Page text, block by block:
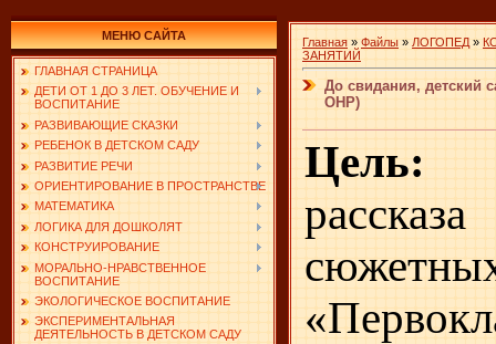
МЕНЮ САЙТА
ГЛАВНАЯ СТРАНИЦА
ДЕТИ ОТ 1 ДО 3 ЛЕТ. ОБУЧЕНИЕ И
ВОСПИТАНИЕ
РАЗВИВАЮЩИЕ СКАЗКИ
РЕБЕНОК В ДЕТСКОМ САДУ
РАЗВИТИЕ РЕЧИ
ОРИЕНТИРОВАНИЕ В ПРОСТРАНСТВЕ
МАТЕМАТИКА
ЛОГИКА ДЛЯ ДОШКОЛЯТ
КОНСТРУИРОВАНИЕ
МОРАЛЬНО-НРАВСТВЕННОЕ
ВОСПИТАНИЕ
ЭКОЛОГИЧЕСКОЕ ВОСПИТАНИЕ
ЭКСПЕРИМЕНТАЛЬНАЯ
ДЕЯТЕЛЬНОСТЬ В ДЕТСКОМ САДУ
Главная » Файлы » ЛОГОПЕД »
ЗАНЯТИЙ
До свидания, детский
ОНР)
Цель: